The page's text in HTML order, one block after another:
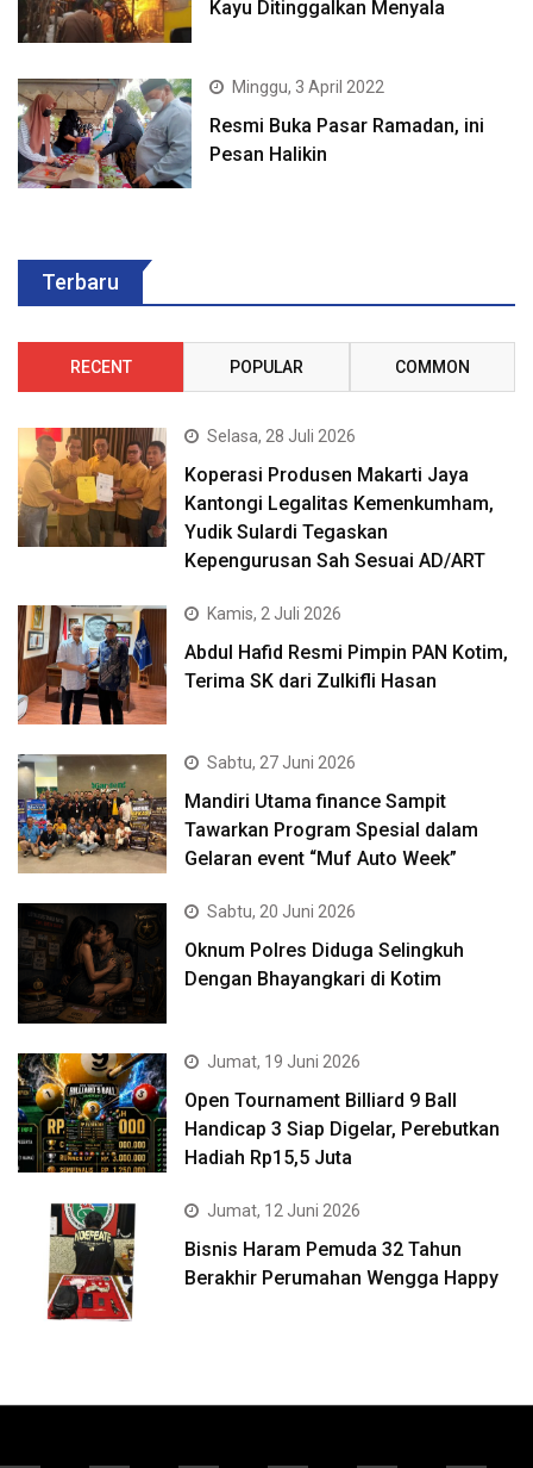
Kayu Ditinggalkan Menyala
Minggu, 3 April 2022
Resmi Buka Pasar Ramadan, ini
Pesan Halikin
Terbaru
RECENT POPULAR COMMON
Selasa, 28 Juli 2026
Koperasi Produsen Makarti Jaya
Kantongi Legalitas Kemenkumham,
Yudik Sulardi Tegaskan
Kepengurusan Sah Sesuai AD/ART
Kamis, 2 Juli 2026
Abdul Hafid Resmi Pimpin PAN Kotim,
Terima SK dari Zulkifli Hasan
Sabtu, 27 Juni 2026
Mandiri Utama finance Sampit
Tawarkan Program Spesial dalam
Gelaran event “Muf Auto Week”
Sabtu, 20 Juni 2026
Oknum Polres Diduga Selingkuh
Dengan Bhayangkari di Kotim
Jumat, 19 Juni 2026
Open Tournament Billiard 9 Ball
Handicap 3 Siap Digelar, Perebutkan
Hadiah Rp15,5 Juta
Jumat, 12 Juni 2026
Bisnis Haram Pemuda 32 Tahun
Berakhir Perumahan Wengga Happy